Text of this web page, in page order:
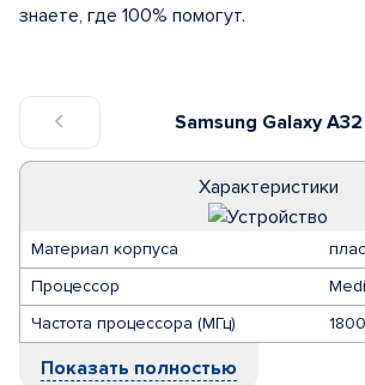
Samsung Galaxy A32
Характеристики
Материал корпуса
Процессор
Частота процессора (МГц)
Показать полностью
знаете, где 100% помогут.